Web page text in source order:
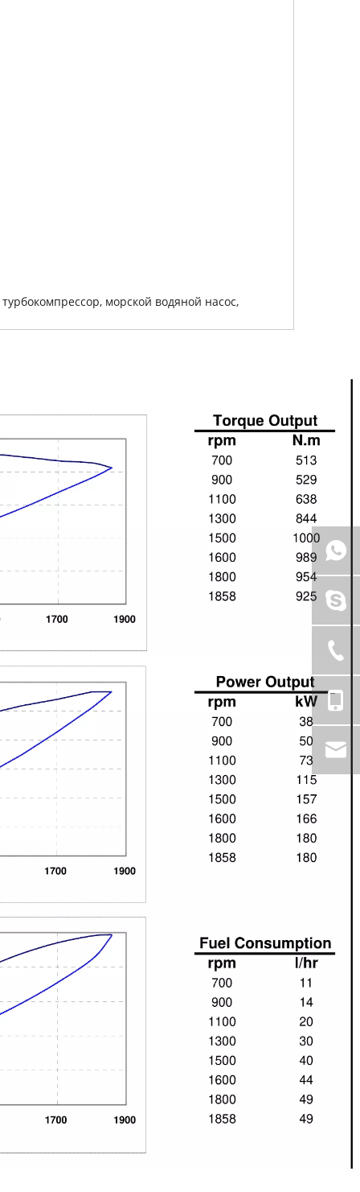
морской водяной насос,